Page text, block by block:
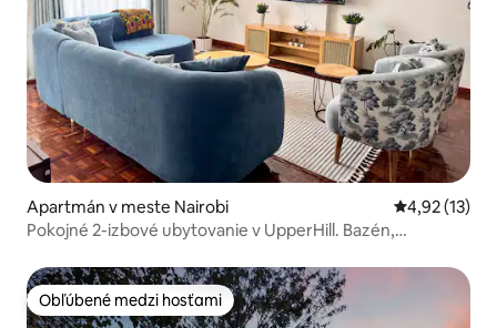
Apartmán v meste Nairobi Priemerné
4,92 (13)
Pokojné 2-izbové ubytovanie v UpperHill. Bazén,
Obľúbené medzi hosťami
Obľúbené medzi hosťami